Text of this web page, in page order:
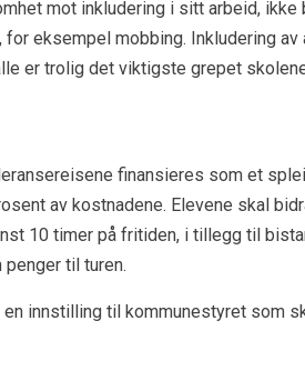
mot inkludering i sitt arbeid, ikke
eksempel mobbing. Inkludering
er trolig det viktigste grepet
finansieres som et
av kostnadene. Elevene skal
10 timer på fritiden, i tillegg til
til turen.
innstilling til kommunestyret som